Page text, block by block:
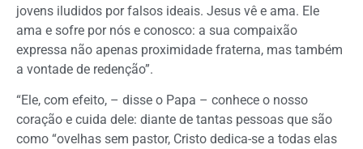
jovens iludidos por falsos ideais. Jesus vê e ama. Ele
ama e sofre por nós e conosco: a sua compaixão
expressa não apenas proximidade fraterna, mas também
a vontade de redenção”.
“Ele, com efeito, – disse o Papa – conhece o nosso
coração e cuida dele: diante de tantas pessoas que são
como “ovelhas sem pastor, Cristo dedica-se a todas elas